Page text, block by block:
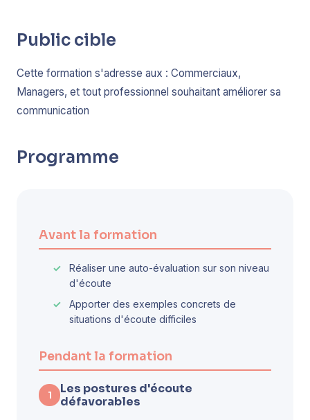
Public cible
Cette formation s'adresse aux : Commerciaux,
Managers, et tout professionnel souhaitant améliorer sa
communication
Programme
Avant la formation
Réaliser une auto-évaluation sur son niveau
d'écoute
Apporter des exemples concrets de
situations d'écoute difficiles
Pendant la formation
1
Les postures d'écoute
défavorables